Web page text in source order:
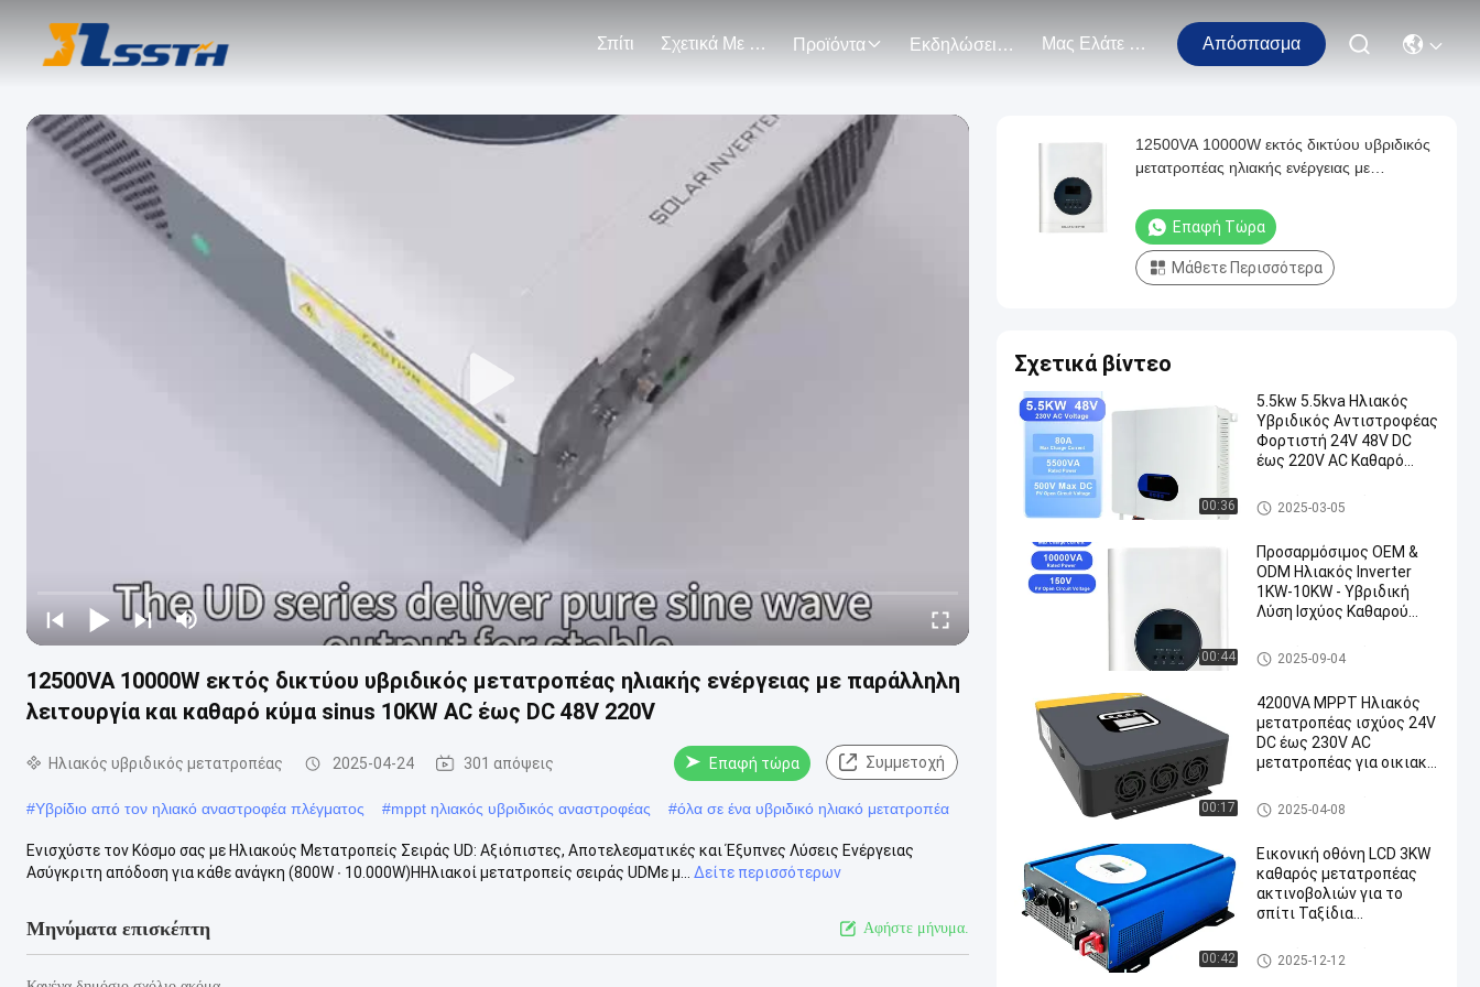
Σπίτι Σχετικά Με Εμάς Προϊόντα Εκδηλώσεις Μας Ελάτε Σε Επαφή Με Απόσπασμα
12500VA 10000W εκτός δικτύου υβριδικός μετατροπέας ηλιακής ενέργειας με παράλληλη
λειτουργία και καθαρό κύμα sinus 10KW AC έως DC 48V 220V
Ηλιακός υβριδικός μετατροπέας 2025-04-24 301 απόψεις Επαφή τώρα Συμμετοχή
#Υβρίδιο από τον ηλιακό αναστροφέα πλέγματος #mppt ηλιακός υβριδικός αναστροφέας #όλα σε ένα υβριδικό ηλιακό μετατροπέα
Ενισχύστε τον Κόσμο σας με Ηλιακούς Μετατροπείς Σειράς UD: Αξιόπιστες, Αποτελεσματικές και Έξυπνες Λύσεις Ενέργειας
Ασύγκριτη απόδοση για κάθε ανάγκη (800W ∙ 10.000W)ΗΗλιακοί μετατροπείς σειράς UDΜε μ...
Δείτε περισσότερων
Μηνύματα επισκέπτη Αφήστε μήνυμα.
12500VA 10000W εκτός δικτύου υβριδικός
μετατροπέας ηλιακής ενέργειας με
sinus 10KW AC έως DC 48V 220V
Επαφή Τώρα
Μάθετε Περισσότερα
Σχετικά βίντεο
00:36
5.5kw 5.5kva Ηλιακός
Υβριδικός Αντιστροφέας
Φορτιστή 24V 48V DC
έως 220V AC Καθαρό
Ηλιακός υβριδικός μετατροπ
έας
2025-03-05
00:44
Προσαρμόσιμος OEM &
ODM Ηλιακός Inverter
1KW-10KW - Υβριδική
Λύση Ισχύος Καθαρού
Ηλιακός υβριδικός μετατροπ
έας
2025-09-04
00:17
4200VA MPPT Ηλιακός
μετατροπέας ισχύος 24V
DC έως 230V AC
μετατροπέας για οικιακό
Ηλιακός υβριδικός μετατροπ
έας
2025-04-08
00:42
Εικονική οθόνη LCD 3KW
καθαρός μετατροπέας
ακτινοβολιών για το
σπίτι Ταξίδια
θερμοκρασίας -10C- 45C
Ηλιακός υβριδικός μετατροπ
έας
2025-12-12